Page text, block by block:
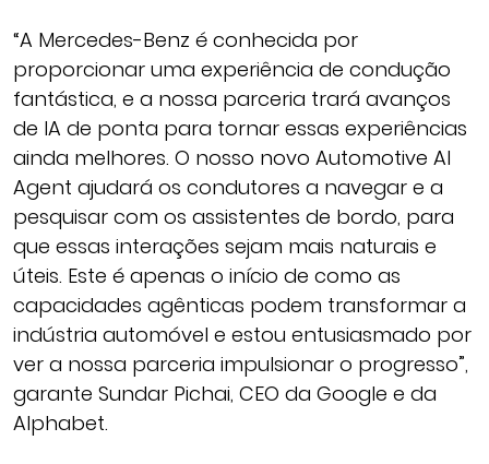
“A Mercedes-Benz é conhecida por
proporcionar uma experiência de condução
fantástica, e a nossa parceria trará avanços
de IA de ponta para tornar essas experiências
ainda melhores. O nosso novo Automotive AI
Agent ajudará os condutores a navegar e a
pesquisar com os assistentes de bordo, para
que essas interações sejam mais naturais e
úteis. Este é apenas o início de como as
capacidades agênticas podem transformar a
indústria automóvel e estou entusiasmado por
ver a nossa parceria impulsionar o progresso”,
garante Sundar Pichai, CEO da Google e da
Alphabet.